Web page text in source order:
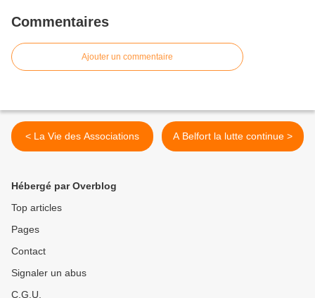
Commentaires
Ajouter un commentaire
< La Vie des Associations A Belfort la lutte continue >
Hébergé par Overblog
Top articles
Pages
Contact
Signaler un abus
C.G.U.